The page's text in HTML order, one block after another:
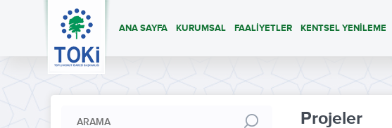
ANA SAYFA KURUMSAL FAALİYETLER KENTSEL YENİLEME
Projeler